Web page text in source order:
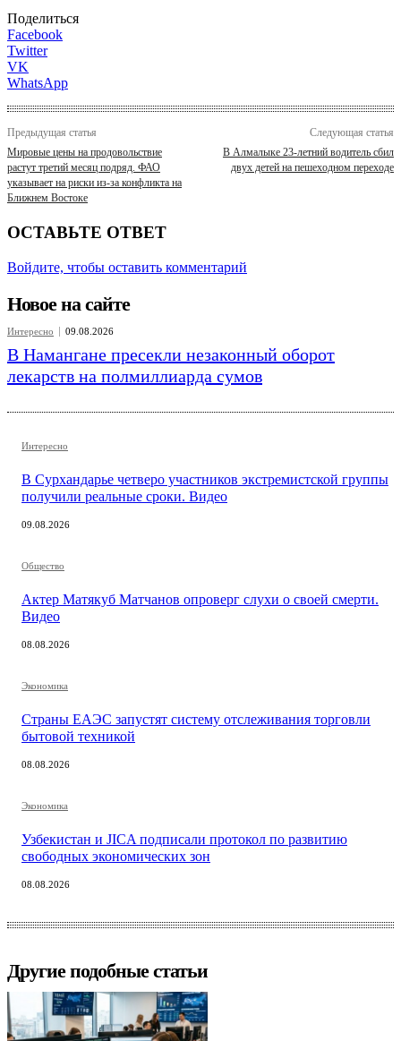
Поделиться
Facebook
Twitter
VK
WhatsApp
Предыдущая статья
Мировые цены на продовольствие
растут третий месяц подряд. ФАО
указывает на риски из-за конфликта на
Ближнем Востоке
Следующая статья
В Алмалыке 23-летний водитель сбил
двух детей на пешеходном переходе
ОСТАВЬТЕ ОТВЕТ
Войдите, чтобы оставить комментарий
Новое на сайте
Интересно 09.08.2026
В Намангане пресекли незаконный оборот
лекарств на полмиллиарда сумов
Интересно
В Сурхандарье четверо участников экстремистской группы
получили реальные сроки. Видео
09.08.2026
Общество
Актер Матякуб Матчанов опроверг слухи о своей смерти.
Видео
08.08.2026
Экономика
Страны ЕАЭС запустят систему отслеживания торговли
бытовой техникой
08.08.2026
Экономика
Узбекистан и JICA подписали протокол по развитию
свободных экономических зон
08.08.2026
Другие подобные статьи